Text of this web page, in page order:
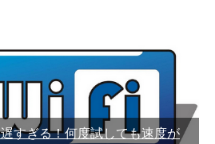
すぎる！何度試しても速度が